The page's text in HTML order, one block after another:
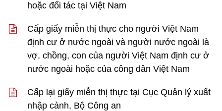
hoặc đối tác tại Việt Nam
Cấp giấy miễn thị thực cho người Việt Nam
định cư ở nước ngoài và người nước ngoài là
vợ, chồng, con của người Việt Nam định cư ở
nước ngoài hoặc của công dân Việt Nam
Cấp lại giấy miễn thị thực tại Cục Quản lý xuất
nhập cảnh, Bộ Công an